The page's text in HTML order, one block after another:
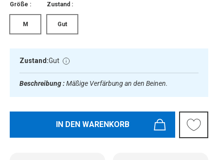
Größe :
M
Zustand :
Gut
Zustand:Gut
Beschreibung :Mäßige Verfärbung an den Beinen.
IN DEN WARENKORB